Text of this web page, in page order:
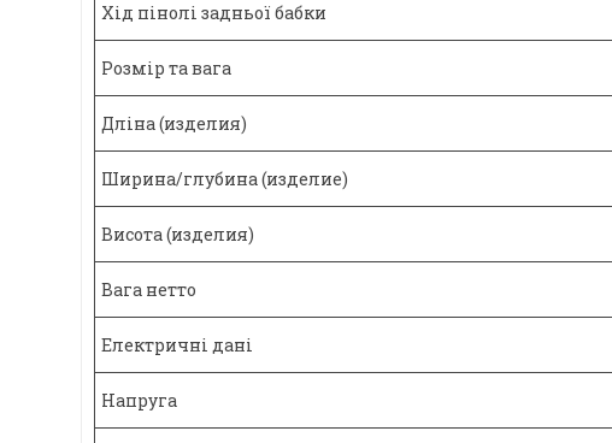
Хід пінолі задньої бабки
Розмір та вага
Дліна (изделия)
Ширина/глубина (изделие)
Висота (изделия)
Вага нетто
Електричні дані
Напруга